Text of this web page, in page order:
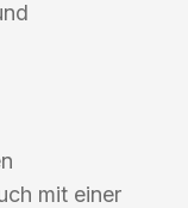
mit einer